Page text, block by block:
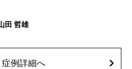
血、疼痛、むくみなどが術後一時的に生じる
に細菌感染症、左右差、色素沈着、感覚障
性瘢痕、創部陥凹、耳介偏倚、皮膚のよれ、
(税込)アドバンス840,400円(税込)
(税込)
田 哲雄
症例詳細へ